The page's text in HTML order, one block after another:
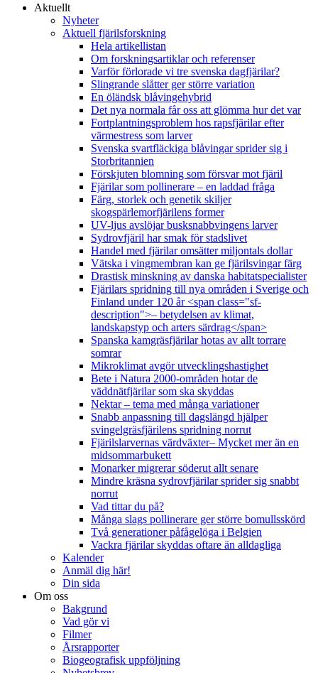
Aktuellt
Nyheter
Aktuell fjärilsforskning
Hela artikellistan
Om forskningsartiklar och referenser
Varför förlorade vi tre svenska dagfjärilar?
Slingrande slåtter ger större variation
En öländsk blåvingehybrid
Det nya normala får oss att glömma hur det var
Fortplantningsproblem hos rapsfjärilar efter
värmestress som larver
Svenska svartfläckiga blåvingar sprider sig i
Storbritannien
Förskjuten blomning som försvar mot fjäril
Fjärilar som pollinerare – en laddad fråga
Färg, storlek och genetik skiljer
skogspärlemorfjärilens former
UV-ljus avslöjar busksnabbvingens larver
Sydrovfjäril har smak för stadslivet
Handel med fjärilar omsätter miljontals dollar
Vätska i vingmembran kan ge fjärilsvingar färg
Drastisk minskning av danska habitatspecialister
Fjärilars spridning till nya områden i Sverige och
Finland under 120 år <span class="sf-
description">– betydelsen av klimat,
landskapstyp och arters särdrag</span>
Spanska kamgräsfjärilar hotas av allt torrare
somrar
Mikroklimat avgör utvecklingshastighet
Bete i Natura 2000-områden hotar de
väddnätfjärilar som ska skyddas
Nektar – tema med många variationer
Snabb anpassning till dagslängd hjälper
svingelgräsfjärilens spridning norrut
Fjärilslarvernas värdväxter– Mycket mer än en
midsommarbukett
Monarker migrerar söderut allt senare
Mindre kräsna sydrovfjärilar sprider sig snabbt
norrut
Vad tittar du på?
Många slags pollinerare ger större bomullsskörd
Två generationer påfågelöga i Belgien
Vackra fjärilar skyddas oftare än alldagliga
Kalender
Anmäl dig här!
Din sida
Om oss
Bakgrund
Vad gör vi
Filmer
Årsrapporter
Biogeografisk uppföljning